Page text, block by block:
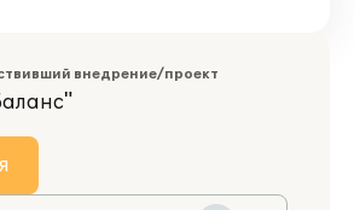
внедрение/проект